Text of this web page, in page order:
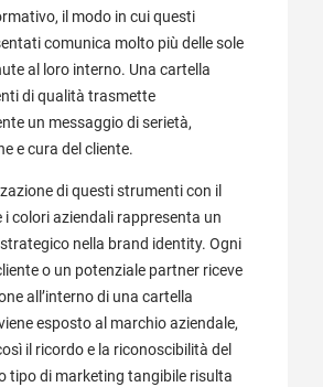
il modo in cui questi
comunica molto più delle sole
al loro interno. Una cartella
di qualità trasmette
un messaggio di serietà,
e cura del cliente.
di questi strumenti con il
i colori aziendali rappresenta un
nella brand identity. Ogni
o un potenziale partner riceve
all’interno di una cartella
esposto al marchio aziendale,
il ricordo e la riconoscibilità del
tipo di marketing tangibile risulta